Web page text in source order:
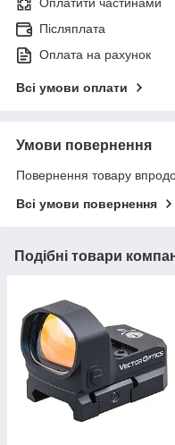
Оплатити частинами
Післяплата
Оплата на рахунок
Всі умови оплати
Умови повернення
Повернення товару
Всі умови повернення
Подібні товари